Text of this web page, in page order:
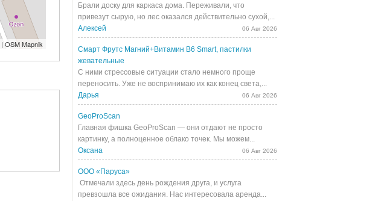
| OSM Mapnik
Брали доску для каркаса дома. Переживали, что
привезут сырую, но лес оказался действительно сухой,...
Алексей
06 Авг 2026
Смарт Фрутс Магний+Витамин В6 Smart, пастилки
жевательные
С ними стрессовые ситуации стало немного проще
переносить. Уже не воспринимаю их как конец света,...
Дарья
06 Авг 2026
GeoProScan
Главная фишка GeoProScan — они отдают не просто
картинку, а полноценное облако точек. Мы можем...
Оксана
06 Авг 2026
ООО «Паруса»
Отмечали здесь день рождения друга, и услуга
превзошла все ожидания. Нас интересовала аренда...